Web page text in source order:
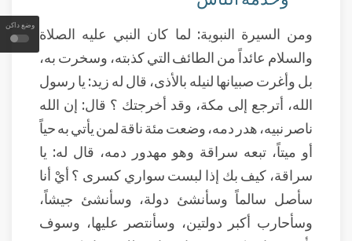
وضع داكن ومن السيرة النبوية: لما كان النبي عليه الصلاة
والسلام عائداً من الطائف التي كذبته، وسخرت به،
بل وأغرت صبيانها لنيله بالأذى، قال له زيد: يا رسول
الله، أترجع إلى مكة، وقد أخرجتك ؟ قال: إن الله
ناصر نبيه، هدر دمه، وضعت مئة ناقة لمن يأتي به حياً
أو ميتاً، تبعه سراقة وهو مهدور دمه، قال له: يا
سراقة، كيف بك إذا لبست سواري كسرى ؟ أيْ أنا
سأصل سالماً وسأنشئ دولة، وسأنشئ جيشاً،
وسأحارب أكبر دولتين، وسأنتصر عليها، وسوف